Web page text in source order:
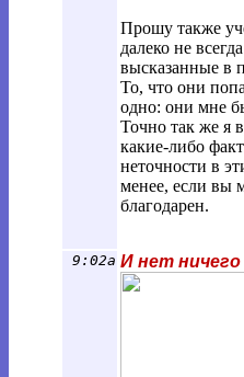
Прошу также
далеко не
высказанные в
То, что они
одно: они мне
Точно так же я
какие-либо
неточности в
менее, если вы
благодарен.
9:02a И нет ничего